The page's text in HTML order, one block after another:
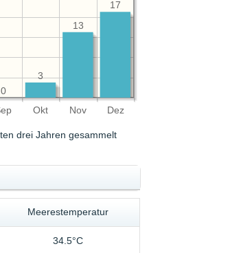
Okt Nov Dez
17
13
3
0
drei Jahren gesammelt
Meerestemperatur
34.5°C